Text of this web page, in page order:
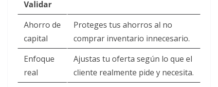
Validar
Ahorro de
capital
Proteges tus ahorros al no
comprar inventario innecesario.
Enfoque
real
Ajustas tu oferta según lo que el
cliente realmente pide y necesita.